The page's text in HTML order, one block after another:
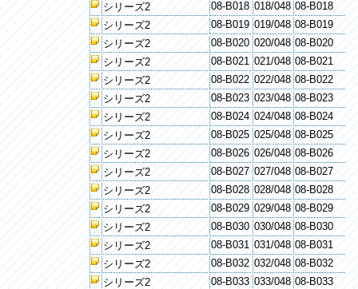
シリーズ2 08-B018 018/048 08-B018
シリーズ2
08-B019 019/048 08-B019
シリーズ2
08-B020 020/048 08-B020
シリーズ2
08-B021 021/048 08-B021
シリーズ2
08-B022 022/048 08-B022
シリーズ2
08-B023 023/048 08-B023
シリーズ2
08-B024 024/048 08-B024
シリーズ2
08-B025 025/048 08-B025
シリーズ2
08-B026 026/048 08-B026
シリーズ2
08-B027 027/048 08-B027
シリーズ2
08-B028 028/048 08-B028
シリーズ2
08-B029 029/048 08-B029
シリーズ2
08-B030 030/048 08-B030
シリーズ2
08-B031 031/048 08-B031
シリーズ2
08-B032 032/048 08-B032
シリーズ2
08-B033 033/048 08-B033